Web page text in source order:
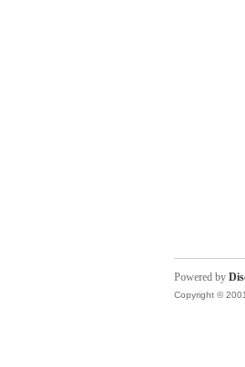
Powered by
Copyright ©